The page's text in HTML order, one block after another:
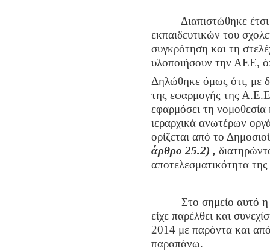
Διαπιστώθηκε
εκπαιδευτικών του
συγκρότηση και τη
υλοποιήσουν την ΑΕΕ,
Δηλώθηκε όμως ότι, με
της εφαρμογής της
εφαρμόσει τη νομοθεσία
ιεραρχικά ανωτέρων
ορίζεται από το
άρθρο 25.2) ,
αποτελεσματικότητα
Στο σημείο αυτό η
είχε παρέλθει και
2014 με παρόντα και
παραπάνω.